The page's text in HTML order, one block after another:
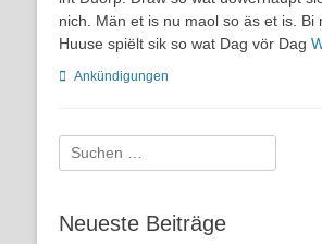
nich. Män et is nu maol so äs et is. Bi
Huuse spiëlt sik so wat Dag vör Dag
Kategorien
Ankündigungen
Suchen
nach:
Neueste Beiträge